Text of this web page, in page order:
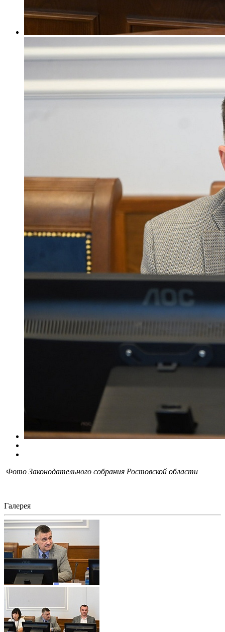
Фото Законодательного собрания Ростовской области
Галерея